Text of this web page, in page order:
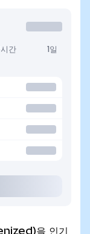
간 1일
을 인기